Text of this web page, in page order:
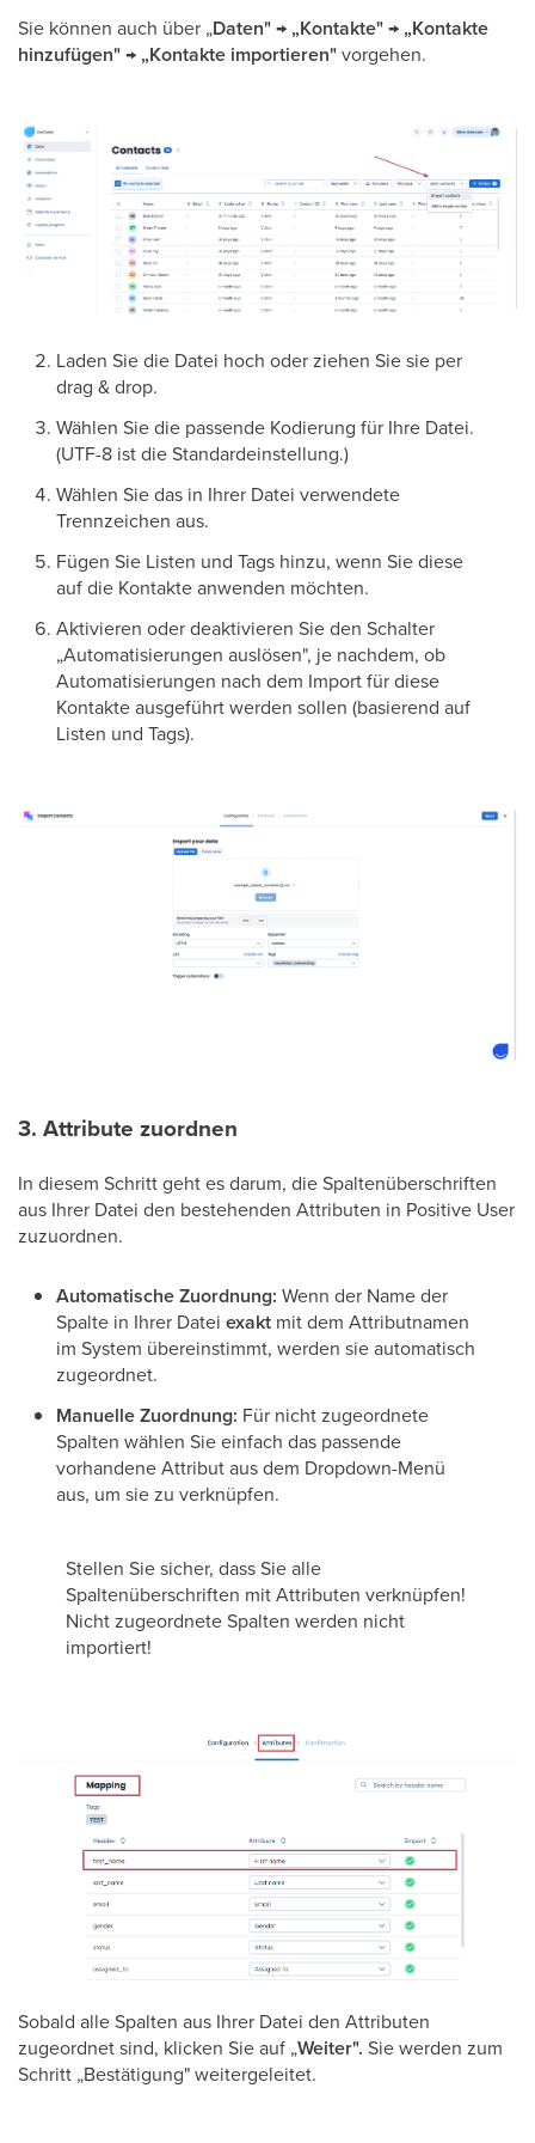
Sie können auch über „Daten" → „Kontakte" → „Kontakte
hinzufügen" → „Kontakte importieren"vorgehen.
Laden Sie die Datei hoch oder ziehen Sie sie per
drag & drop.
Wählen Sie die passende Kodierung für Ihre Datei.
(UTF-8 ist die Standardeinstellung.)
Wählen Sie das in Ihrer Datei verwendete
Trennzeichen aus.
Fügen Sie Listen und Tags hinzu, wenn Sie diese
auf die Kontakte anwenden möchten.
Aktivieren oder deaktivieren Sie den Schalter
„Automatisierungen auslösen", je nachdem, ob
Automatisierungen nach dem Import für diese
Kontakte ausgeführt werden sollen (basierend auf
Listen und Tags).
3. Attribute zuordnen
In diesem Schritt geht es darum, die Spaltenüberschriften
aus Ihrer Datei den bestehenden Attributen in Positive User
zuzuordnen.
Automatische Zuordnung: Wenn der Name der
Spalte in Ihrer Datei exakt mit dem Attributnamen
im System übereinstimmt, werden sie automatisch
zugeordnet.
Manuelle Zuordnung: Für nicht zugeordnete
Spalten wählen Sie einfach das passende
vorhandene Attribut aus dem Dropdown-Menü
aus, um sie zu verknüpfen.
Stellen Sie sicher, dass Sie alle
Spaltenüberschriften mit Attributen verknüpfen!
Nicht zugeordnete Spalten werden nicht
importiert!
Sobald alle Spalten aus Ihrer Datei den Attributen
zugeordnet sind, klicken Sie auf „Weiter". Sie werden zum
Schritt „Bestätigung" weitergeleitet.